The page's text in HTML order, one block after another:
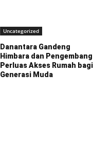
Uncategorized
Danantara Gandeng
Himbara dan Pengembang
Perluas Akses Rumah bagi
Generasi Muda